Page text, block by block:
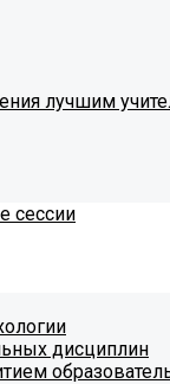
лучшим
сессии
дисциплин